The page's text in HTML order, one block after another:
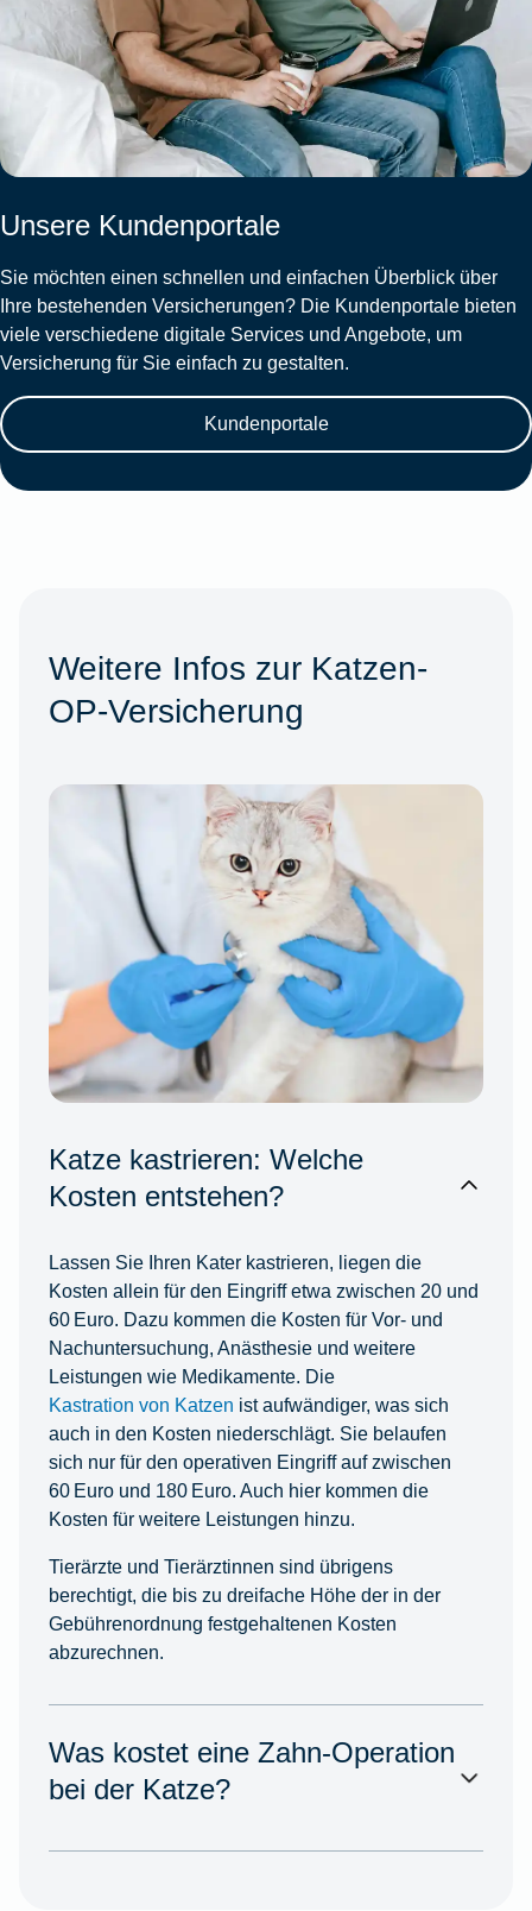
Unsere Kundenportale
Sie möchten einen schnellen und einfachen Überblick über
Ihre bestehenden Versicherungen? Die Kundenportale bieten
viele verschiedene digitale Services und Angebote, um
Versicherung für Sie einfach zu gestalten.
Kundenportale
Weitere Infos zur Katzen-
OP-Versicherung
Katze kastrieren: Welche
Kosten entstehen?
Lassen Sie Ihren Kater kastrieren, liegen die
Kosten allein für den Eingriff etwa zwischen 20 und
60 Euro. Dazu kommen die Kosten für Vor- und
Nachuntersuchung, Anästhesie und weitere
Leistungen wie Medikamente. Die
Kastration von Katzen ist aufwändiger, was sich
auch in den Kosten niederschlägt. Sie belaufen
sich nur für den operativen Eingriff auf zwischen
60 Euro und 180 Euro. Auch hier kommen die
Kosten für weitere Leistungen hinzu.
Tierärzte und Tierärztinnen sind übrigens
berechtigt, die bis zu dreifache Höhe der in der
Gebührenordnung festgehaltenen Kosten
abzurechnen.
Was kostet eine Zahn-Operation
bei der Katze?